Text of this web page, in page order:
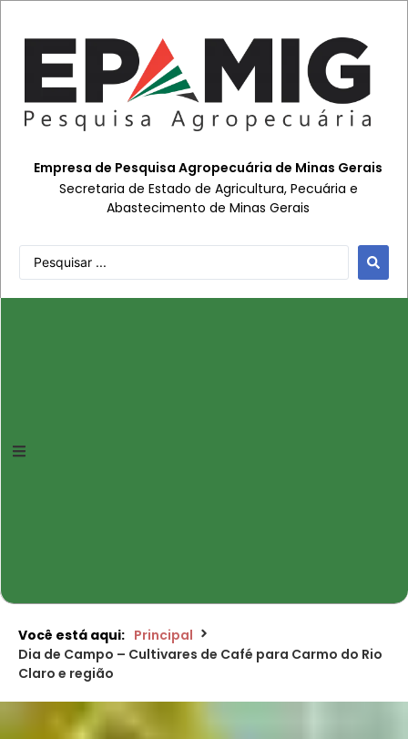
Empresa de Pesquisa Agropecuária de Minas Gerais
Secretaria de Estado de Agricultura, Pecuária e
Abastecimento de Minas Gerais
Você está aqui: Principal
Dia de Campo – Cultivares de Café para Carmo do Rio
Claro e região